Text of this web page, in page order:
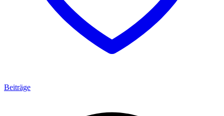
Beiträge